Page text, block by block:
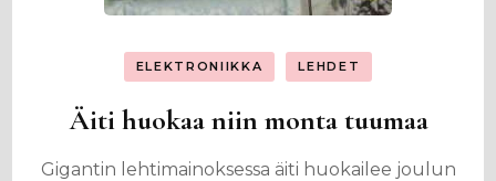
ELEKTRONIIKKA LEHDET
Äiti huokaa niin monta tuumaa
Gigantin lehtimainoksessa äiti huokailee joulun